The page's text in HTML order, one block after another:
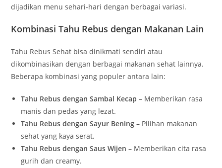
dijadikan menu sehari-hari dengan berbagai variasi.
Kombinasi Tahu Rebus dengan Makanan Lain
Tahu Rebus Sehat bisa dinikmati sendiri atau
dikombinasikan dengan berbagai makanan sehat lainnya.
Beberapa kombinasi yang populer antara lain:
Tahu Rebus dengan Sambal Kecap – Memberikan rasa
manis dan pedas yang lezat.
Tahu Rebus dengan Sayur Bening – Pilihan makanan
sehat yang kaya serat.
Tahu Rebus dengan Saus Wijen – Memberikan cita rasa
gurih dan creamy.